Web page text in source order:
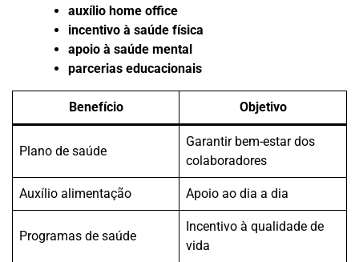
auxílio home office
incentivo à saúde física
apoio à saúde mental
parcerias educacionais
Benefício Objetivo
Plano de saúde
Garantir bem-estar dos
colaboradores
Auxílio alimentação Apoio ao dia a dia
Programas de saúde
Incentivo à qualidade de
vida